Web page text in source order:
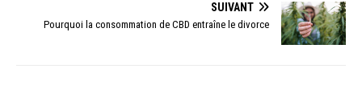
SUIVANT
Pourquoi la consommation de CBD entraîne le divorce